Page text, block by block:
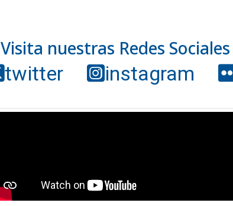
Visita nuestras Redes Sociales
twitter instagram